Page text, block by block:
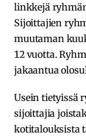
linkkejä
Sijoittajien
muutaman
12 vuotta.
jakaantua
Usein tietyissä
sijoittajia
kotitalouksista